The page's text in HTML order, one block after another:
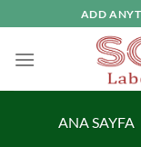
atla
ADD
ANA SAYFA